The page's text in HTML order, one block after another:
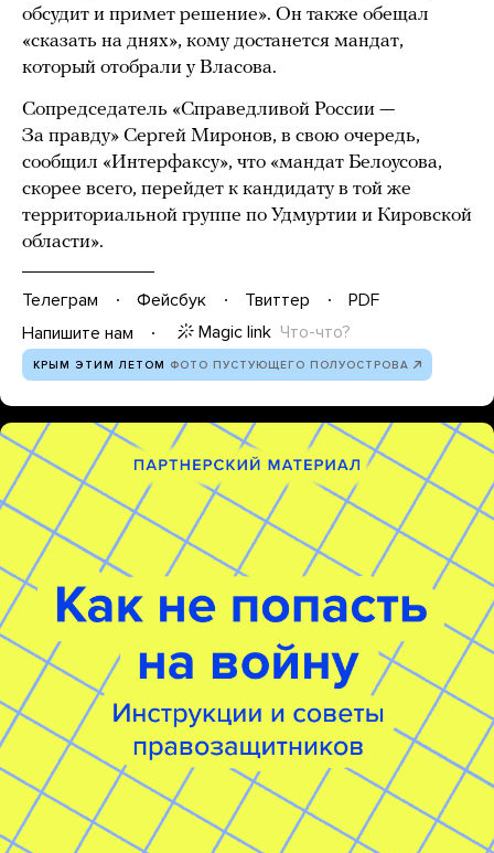
обсудит и примет решение». Он также обещал
«сказать на днях», кому достанется мандат,
который отобрали у Власова.
Сопредседатель «Справедливой России —
За правду» Сергей Миронов, в свою очередь,
сообщил «Интерфаксу», что «мандат Белоусова,
скорее всего, перейдет к кандидату в той же
территориальной группе по Удмуртии и Кировской
области».
Телеграм Фейсбук Твиттер
PDF
Напишите нам
Magic link Что-что?
КРЫМ ЭТИМ ЛЕТОМ ФОТО ПУСТУЮЩЕГО ПОЛУОСТРОВА